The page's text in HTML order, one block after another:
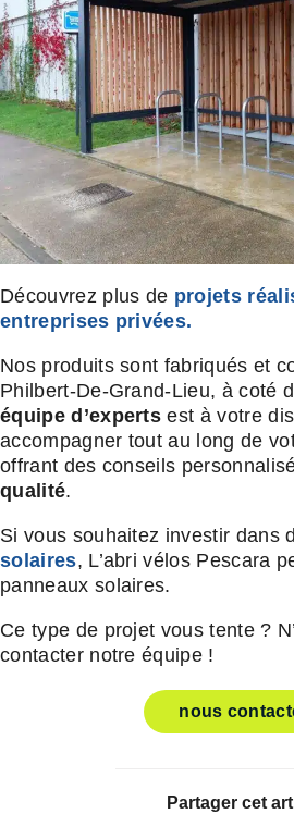
Découvrez plus de projets
entreprises privées.
Nos produits sont fabriqués et
Philbert-De-Grand-Lieu, à coté
équipe d’experts est à votre
accompagner tout au long de
offrant des conseils
qualité.
Si vous souhaitez investir dans
solaires, L’abri vélos Pescara
panneaux solaires.
Ce type de projet vous tente ?
contacter notre équipe !
nous
Partager cet